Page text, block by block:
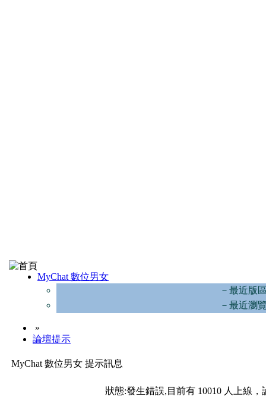
MyChat 數位男女
－最近版
－最近瀏
»
論壇提示
MyChat 數位男女 提示訊息
狀態:發生錯誤,目前有 10010 人上線